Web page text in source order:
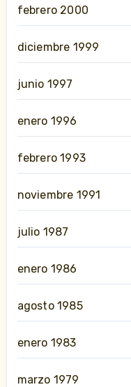
febrero 2000
diciembre 1999
junio 1997
enero 1996
febrero 1993
noviembre 1991
julio 1987
enero 1986
agosto 1985
enero 1983
marzo 1979